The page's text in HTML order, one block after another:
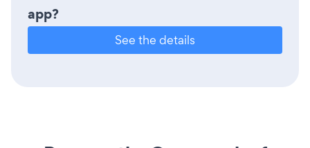
app?
See the details